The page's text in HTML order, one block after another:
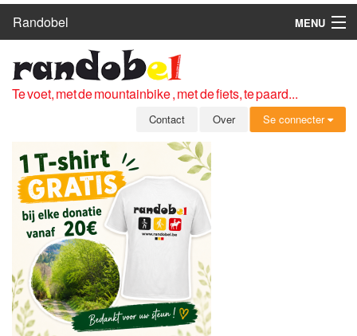
Randobel
MENU
ROUTES
CLUBS
OVER
LEDEN
ZICH AANMELDEN
GRATIS REGISTRATIE
WACHTWOORD VERGETEN
Te voet, met de mountainbike , met de fiets, te paard...
Contact Over Se connecter